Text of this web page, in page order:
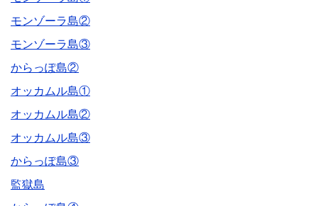
モンゾーラ島②
モンゾーラ島③
からっぽ島②
オッカムル島①
オッカムル島②
オッカムル島③
からっぽ島③
監獄島